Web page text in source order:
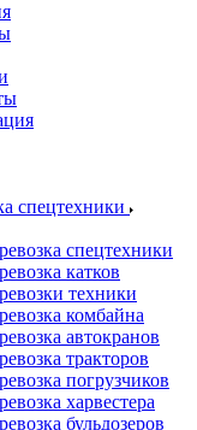
спецтехники
спецтехники
катков
техники
комбайна
автокранов
тракторов
погрузчиков
харвестера
бульдозеров